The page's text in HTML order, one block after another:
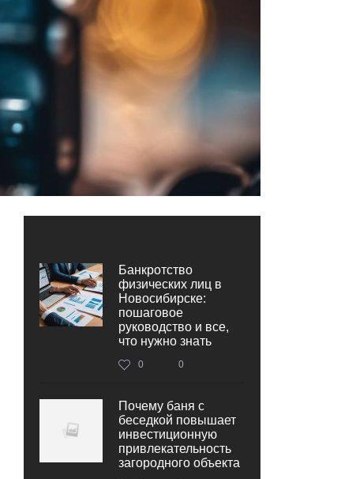
Банкротство
физических лиц в
Новосибирске:
пошаговое
руководство и все,
что нужно знать
0 0
Почему баня с
беседкой повышает
инвестиционную
привлекательность
загородного объекта